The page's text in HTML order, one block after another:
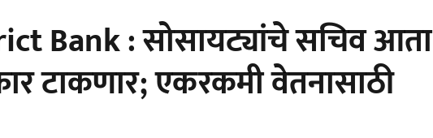
Bank : सोसायट्यांचे सचिव आता
टाकणार; एकरकमी वेतनासाठी